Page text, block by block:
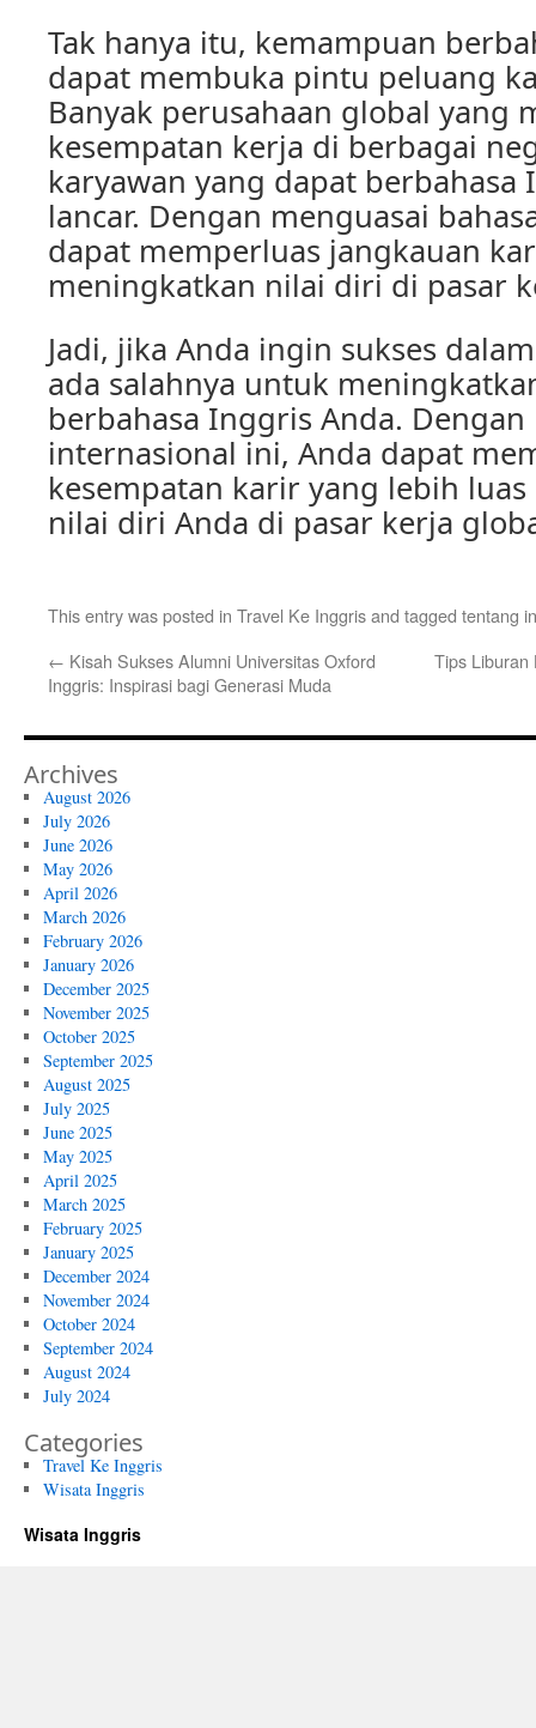
Tak hanya itu, kemampuan
dapat membuka pintu peluang
Banyak perusahaan global yang
kesempatan kerja di berbagai
karyawan yang dapat berbahasa
lancar. Dengan menguasai
dapat memperluas jangkauan
meningkatkan nilai diri di pasar
Jadi, jika Anda ingin sukses
ada salahnya untuk
berbahasa Inggris Anda.
internasional ini, Anda dapat
kesempatan karir yang lebih
nilai diri Anda di pasar kerja
This entry was posted in Travel Ke Inggrisand tagged tentang
← Kisah Sukses Alumni Universitas Oxford
Inggris: Inspirasi bagi Generasi Muda
Tips Liburan
Archives
August 2026
July 2026
June 2026
May 2026
April 2026
March 2026
February 2026
January 2026
December 2025
November 2025
October 2025
September 2025
August 2025
July 2025
June 2025
May 2025
April 2025
March 2025
February 2025
January 2025
December 2024
November 2024
October 2024
September 2024
August 2024
July 2024
Categories
Travel Ke Inggris
Wisata Inggris
Wisata Inggris